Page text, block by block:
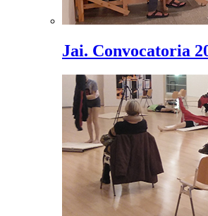
Jai. Convocatoria